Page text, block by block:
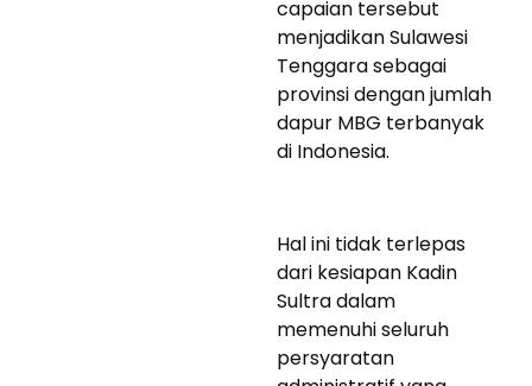
capaian tersebut
menjadikan Sulawesi
Tenggara sebagai
provinsi dengan jumlah
dapur MBG terbanyak
di Indonesia.
Hal ini tidak terlepas
dari kesiapan Kadin
Sultra dalam
memenuhi seluruh
persyaratan